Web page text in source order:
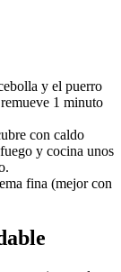
y el puerro
1 minuto
con caldo
y cocina unos
fina (mejor con